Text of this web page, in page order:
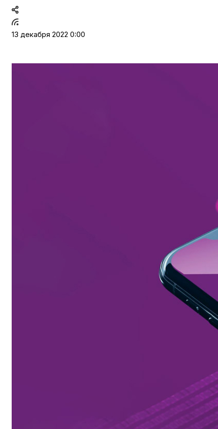
Для домашних питомцев
Умный дом и безопасность
13 декабря 2022 0:00